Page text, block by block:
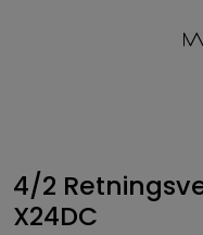
4/2
X24DC